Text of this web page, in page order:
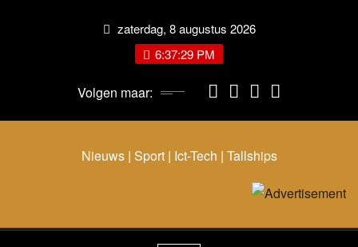
zaterdag, 8 augustus 2026
6:37:29 PM
Volgen maar:
Nieuws | Sport | Ict-Tech | Tallships